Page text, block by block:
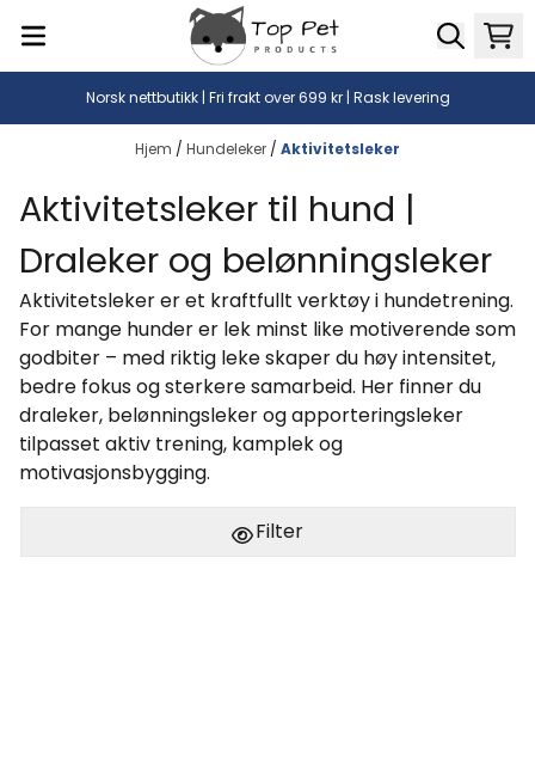
Hopp til innhold
Norsk nettbutikk | Fri frakt over 699 kr | Rask levering
Hjem / Hundeleker / Aktivitetsleker
Aktivitetsleker til hund |
Draleker og belønningsleker
Aktivitetsleker er et kraftfullt verktøy i hundetrening.
For mange hunder er lek minst like motiverende som
godbiter – med riktig leke skaper du høy intensitet,
bedre fokus og sterkere samarbeid. Her finner du
draleker, belønningsleker og apporteringsleker
tilpasset aktiv trening, kamplek og
motivasjonsbygging.
Filter